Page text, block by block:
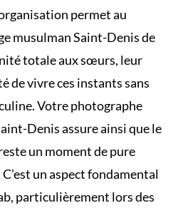
permet au
musulman Saint-Denis de
totale aux sœurs, leur
de vivre ces instants sans
Votre photographe
Denis assure ainsi que le
un moment de pure
un aspect fondamental
particulièrement lors des